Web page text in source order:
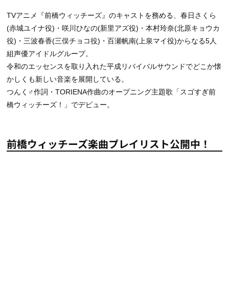
TVアニメ『前橋ウィッチーズ』のキャストを務める、春日さくら
(赤城ユイナ役)・咲川ひなの(新里アズ役)・本村玲奈(北原キョウカ
役)・三波春香(三俣チョコ役)・百瀬帆南(上泉マイ役)からなる5人
組声優アイドルグループ。
令和のエッセンスを取り入れた平成リバイバルサウンドでどこか懐
かしくも新しい音楽を展開している。
つんく♂作詞・TORIENA作曲のオープニング主題歌「スゴすぎ前
橋ウィッチーズ！」でデビュー。
前橋ウィッチーズ楽曲プレイリスト公開中！